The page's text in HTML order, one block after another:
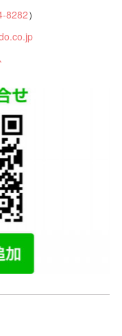
8282）